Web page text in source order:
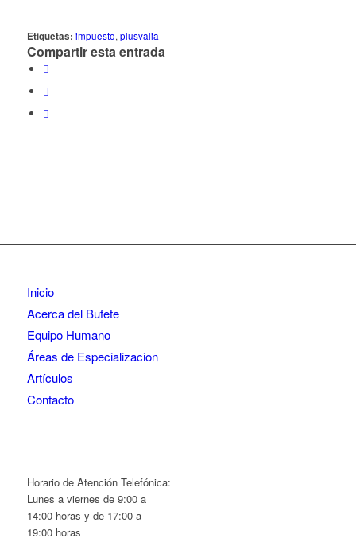
Etiquetas: impuesto,plusvalia
Compartir esta entrada
Inicio
Acerca del Bufete
Equipo Humano
Áreas de Especializacion
Artículos
Contacto
Horario de Atención Telefónica:
Lunes a viernes de 9:00 a
14:00 horas y de 17:00 a
19:00 horas